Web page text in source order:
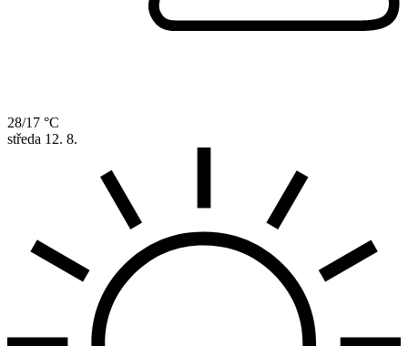
28/17 °C
středa 12. 8.